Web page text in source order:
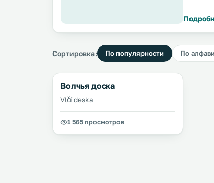
Сортировка: По популярности По
Волчья доска
Vlčí deska
1 565 просмотров